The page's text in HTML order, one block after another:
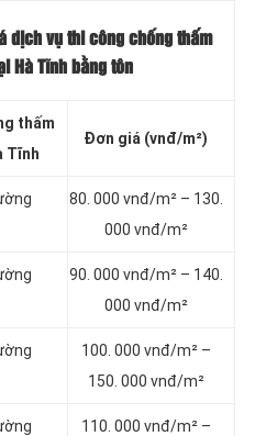
dịch vụ thi công chống thấm
Hà Tĩnh bằng tôn
thấm
Tĩnh
Đơn giá (vnđ/m²)
80. 000 vnđ/m² – 130.
000 vnđ/m²
90. 000 vnđ/m² – 140.
000 vnđ/m²
100. 000 vnđ/m² –
150. 000 vnđ/m²
110. 000 vnđ/m² –